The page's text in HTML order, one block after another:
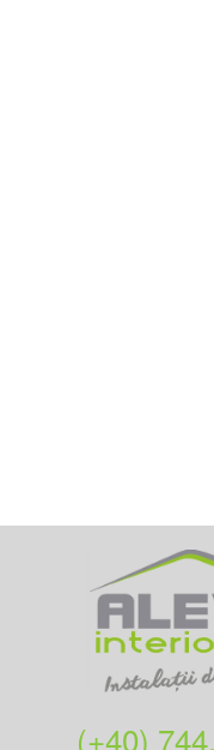
(+40)